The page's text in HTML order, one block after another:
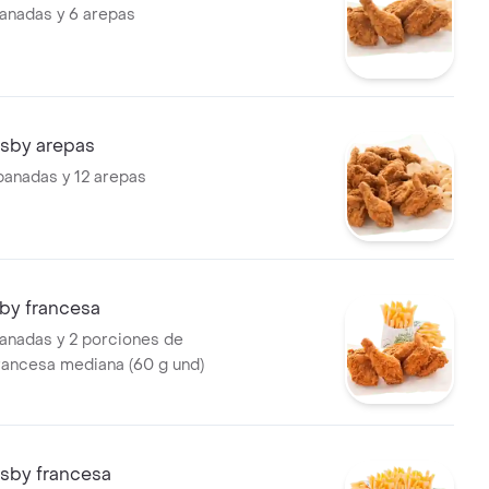
y 6 arepas
arepas
y 12 arepas
francesa
y 2 porciones de
mediana (60 g und)
francesa